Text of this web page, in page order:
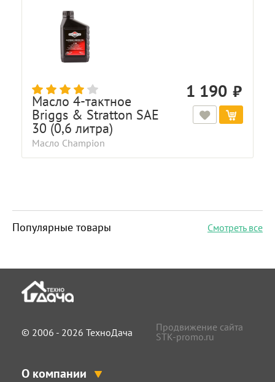
Масло 4-тактное
Briggs & Stratton SAE
30 (0,6 литра)
Масло Champion
1 190
Популярные товары Смотреть все
© 2006 - 2026 ТехноДача
Продвижение сайта
STK-promo.ru
О компании